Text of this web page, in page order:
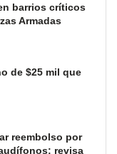
barrios críticos
Armadas
de $25 mil que
reembolso por
revisa